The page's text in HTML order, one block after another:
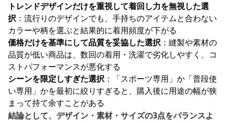
トレンドデザインだけを重視して着回し力を無視した選
択 ：流行りのデザインでも、手持ちのアイテムと合わない
カラーや柄を選ぶと結果的に着用頻度が下がる
価格だけを基準にして品質を妥協した選択 ：縫製や素材の
品質が低い商品は、数回の着用・洗濯で劣化しやすく、コ
ストパフォーマンスが悪化する
シーンを限定しすぎた選択 ：「スポーツ専用」か「普段使
い専用」かを最初に絞りすぎると、購入後に用途の幅が狭
まって持て余すことがある
結論として、デザイン・素材・サイズの3点をバランスよ